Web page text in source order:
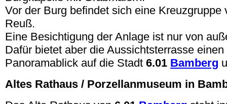
Vor der Burg befindet sich eine Kreuzgruppe
Reuß.
Eine Besichtigung der Anlage ist nur von
Dafür bietet aber die Aussichtsterrasse
Panoramablick auf die Stadt 6.01 Bamberg
Altes Rathaus / Porzellanmuseum in